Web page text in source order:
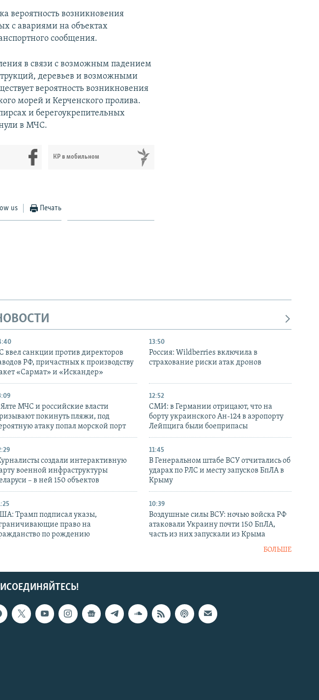
вероятность возникновения
с авариями на объектах
сообщения.
в связи с возможным падением
деревьев и возможными
вероятность возникновения
морей и Керченского пролива.
и берегоукрепительных
в МЧС.
КР в мобильном
us Печать
ввел санкции против директоров
РФ, причастных к производству
«Сармат» и «Искандер»
13:50
Россия: Wildberries включила в
страхование риски атак дронов
МЧС и российские власти
покинуть пляжи, под
атаку попал морской порт
12:52
СМИ: в Германии отрицают, что на
борту украинского Ан-124 в аэропорту
Лейпцига были боеприпасы
создали интерактивную
военной инфраструктуры
– в ней 150 объектов
11:45
В Генеральном штабе ВСУ отчитались об
ударах по РЛС и месту запусков БпЛА в
Крыму
Трамп подписал указы,
право на
по рождению
10:39
Воздушные силы ВСУ: ночью войска РФ
атаковали Украину почти 150 БпЛА,
часть из них запускали из Крыма
БОЛЬШЕ